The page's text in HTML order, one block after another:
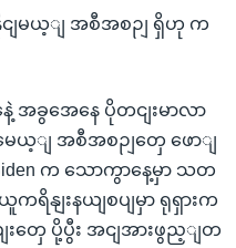
ျမယ့ျ အစီအစဉျ ရှိဟု က
ေဲ့ အခွအေနေ ပိုတငျးမာလာ
ေယ့ျ အစီအစဉျတှေ ဖောျ
က သောကွာနေ့မှာ သတ
ရိနျးနယျစပျမှာ ရုရှားက
းတှေ ပို့ပွီး အငျအားဖွည့ျတ